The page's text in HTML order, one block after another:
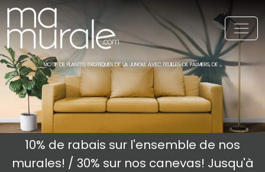
MOTIF DE PLANTES EXOTIQUES DE LA JUNGLE AVEC FEUILLES DE PALMIERS, DE ...
10% de rabais sur l'ensemble de nos
murales! / 30% sur nos canevas! Jusqu'à